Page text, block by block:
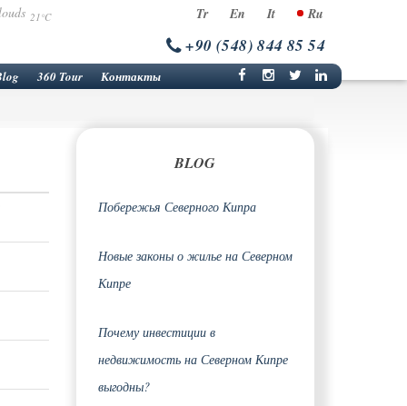
Tr En It Ru
21°C
+90 (548) 844 85 54
360 Tour Контакты
В
1
BLOG
Побережья Северного Кипра
Новые законы о жилье на Северном
Кипре
Почему инвестиции в
недвижимость на Северном Кипре
выгодны?